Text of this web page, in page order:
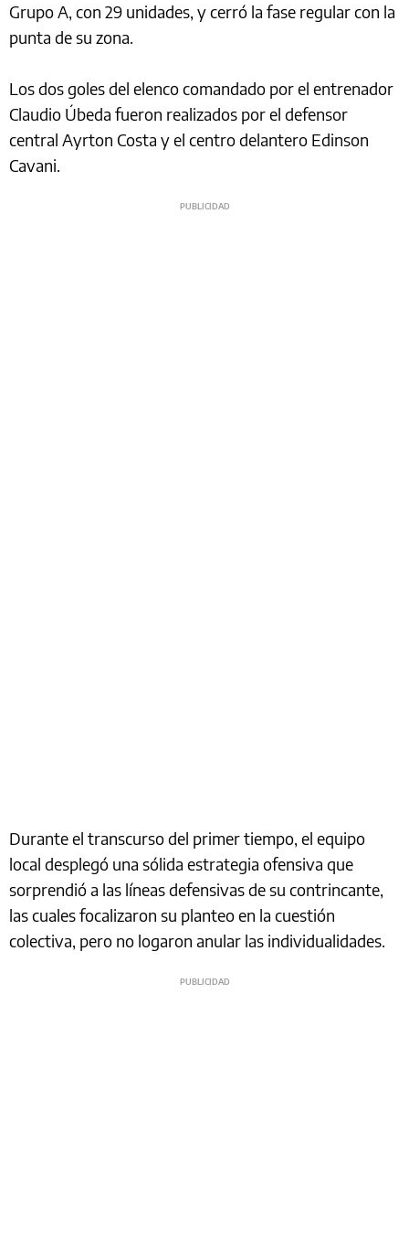
Grupo A, con 29 unidades, y cerró la fase regular con la
punta de su zona.
Los dos goles del elenco comandado por el entrenador
Claudio Úbeda fueron realizados por el defensor
central Ayrton Costa y el centro delantero Edinson
Cavani.
Durante el transcurso del primer tiempo, el equipo
local desplegó una sólida estrategia ofensiva que
sorprendió a las líneas defensivas de su contrincante,
las cuales focalizaron su planteo en la cuestión
colectiva, pero no logaron anular las individualidades.